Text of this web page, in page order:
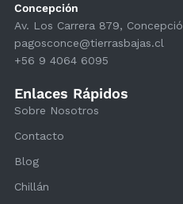
Concepción
Av. Los Carrera 879,
pagosconce@tierrasbajas.cl
+56 9 4064 6095
Enlaces Rápidos
Sobre Nosotros
Contacto
Blog
Chillán